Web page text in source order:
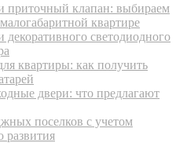
приточный клапан: выбираем
квартире
светодиодного
квартиры: как получить
двери: что предлагают
поселков с учетом
развития